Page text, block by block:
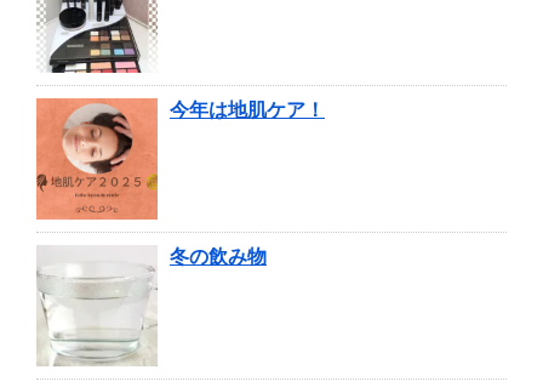
今年は地肌ケア！
冬の飲み物